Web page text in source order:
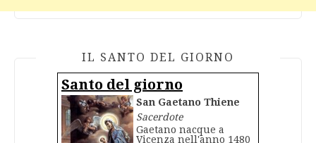
IL SANTO DEL GIORNO
Santo del giorno
San Gaetano Thiene
Sacerdote
Gaetano nacque a
Vicenza nell'anno 1480